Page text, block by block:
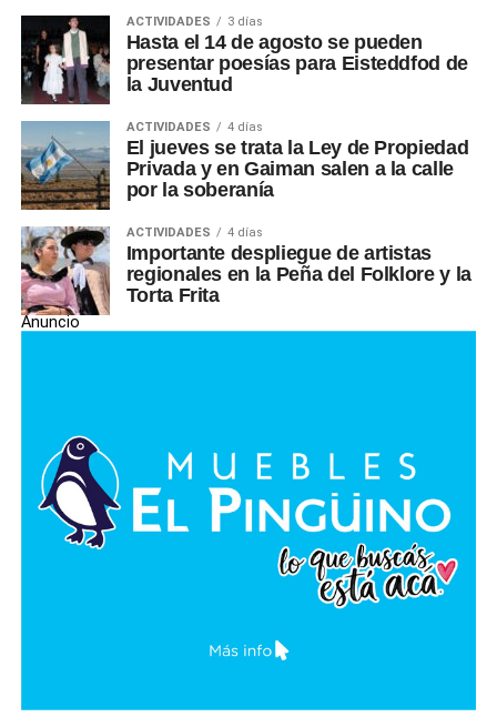
ACTIVIDADES 3 días
Hasta el 14 de agosto se pueden
presentar poesías para Eisteddfod de
la Juventud
ACTIVIDADES 4 días
El jueves se trata la Ley de Propiedad
Privada y en Gaiman salen a la calle
por la soberanía
ACTIVIDADES 4 días
Importante despliegue de artistas
regionales en la Peña del Folklore y la
Torta Frita
Anuncio